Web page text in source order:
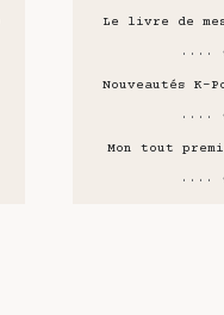
Le livre de
····
Nouveautés K-
····
Mon tout
····